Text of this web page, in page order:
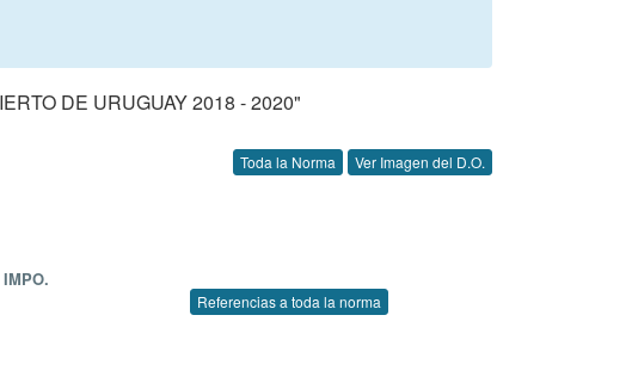
DE URUGUAY 2018 - 2020"
Toda la Norma Ver Imagen del D.O.
Referencias a toda la norma